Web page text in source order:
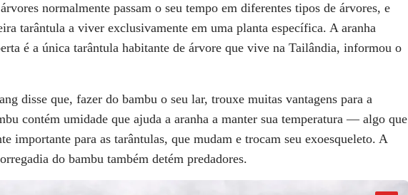
normalmente passam o seu tempo em diferentes tipos de árvores, e
tarântula a viver exclusivamente em uma planta específica. A aranha
é a única tarântula habitante de árvore que vive na Tailândia, informou o
disse que, fazer do bambu o seu lar, trouxe muitas vantagens para a
contém umidade que ajuda a aranha a manter sua temperatura — algo que
importante para as tarântulas, que mudam e trocam seu exoesqueleto. A
do bambu também detém predadores.